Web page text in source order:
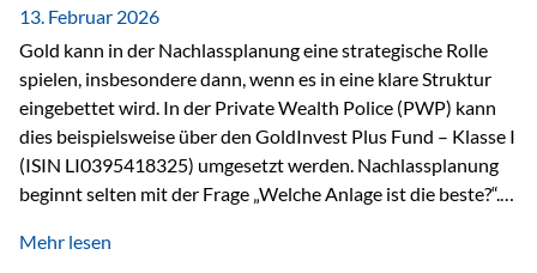
13. Februar 2026
Gold kann in der Nachlassplanung eine strategische Rolle
spielen, insbesondere dann, wenn es in eine klare Struktur
eingebettet wird. In der Private Wealth Police (PWP) kann
dies beispielsweise über den GoldInvest Plus Fund – Klasse I
(ISIN LI0395418325) umgesetzt werden. Nachlassplanung
beginnt selten mit der Frage „Welche Anlage ist die beste?“.
was bekommen – wann – und in welcher Struktur?Und vor
Mehr lesen